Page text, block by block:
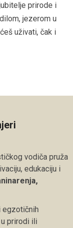
prirode i
jezerom u
uživati, čak i
vodiča pruža
edukaciju i
egzotičnih
prirodi ili